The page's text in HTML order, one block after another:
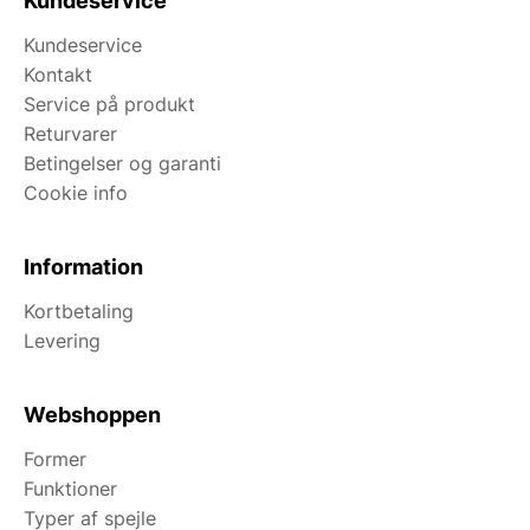
Kundeservice
Kontakt
Service på produkt
Returvarer
Betingelser og garanti
Cookie info
Information
Kortbetaling
Levering
Webshoppen
Former
Funktioner
Typer af spejle